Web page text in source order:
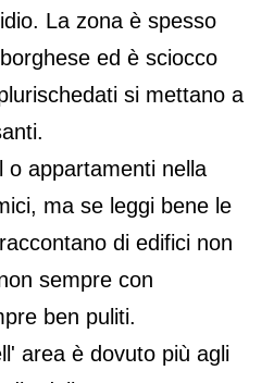
La zona è spesso
ed è sciocco
si mettano a
o appartamenti nella
ma se leggi bene le
di edifici non
sempre con
ben puliti.
area è dovuto più agli